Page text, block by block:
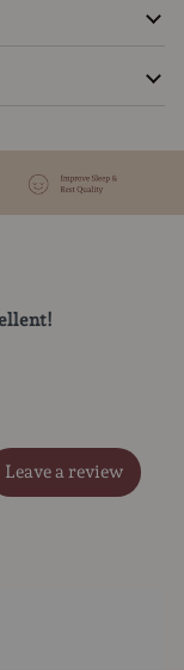
Leave a review